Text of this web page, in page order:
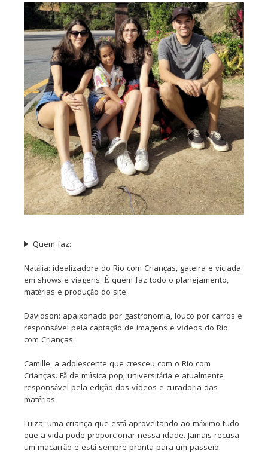
Quem faz:
Natália: idealizadora do Rio com Crianças, gateira e viciada
em shows e viagens. É quem faz todo o planejamento,
matérias e produção do site.
Davidson: apaixonado por gastronomia, louco por carros e
responsável pela captação de imagens e vídeos do Rio
com Crianças.
Camille: a adolescente que cresceu com o Rio com
Crianças. Fã de música pop, universitária e atualmente
responsável pela edição dos vídeos e curadoria das
matérias.
Luiza: uma criança que está aproveitando ao máximo tudo
que a vida pode proporcionar nessa idade. Jamais recusa
um macarrão e está sempre pronta para um passeio.